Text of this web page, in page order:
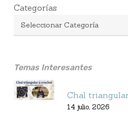
Categorías
Temas Interesantes
Chal
14 julio, 2026